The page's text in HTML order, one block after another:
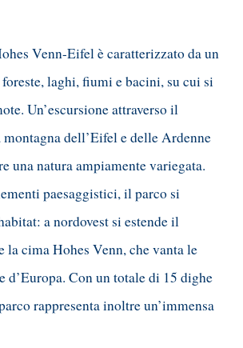
Venn-Eifel è caratterizzato da un
laghi, fiumi e bacini, su cui si
Un’escursione attraverso il
dell’Eifel e delle Ardenne
una natura ampiamente variegata.
paesaggistici, il parco si
a nordovest si estende il
cima Hohes Venn, che vanta le
d’Europa. Con un totale di 15 dighe
rappresenta inoltre un’immensa